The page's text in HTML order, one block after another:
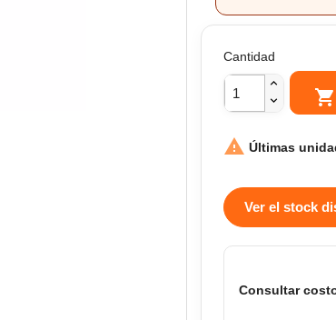
Cantidad

 Últimas
Ver el stock
Consultar